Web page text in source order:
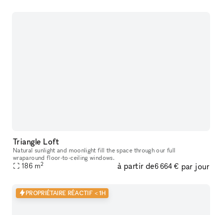
Triangle Loft
Natural sunlight and moonlight fill the space through our full
wraparound floor-to-ceiling windows.
186 m2 à partir de6 664 € par jour
PROPRIÉTAIRE RÉACTIF < 1H